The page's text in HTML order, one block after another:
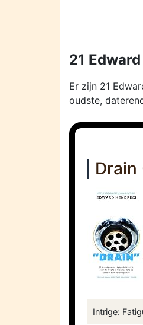
21
Er zijn 21
oudste,
Drain
Intrige: